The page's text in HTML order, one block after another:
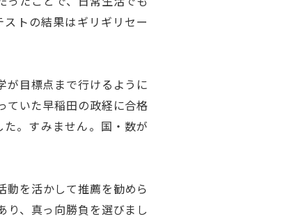
トの結果はギリギリセー
が目標点まで行けるように
ていた早稲田の政経に合格
。すみません。国・数が
動を活かして推薦を勧めら
、真っ向勝負を選びまし